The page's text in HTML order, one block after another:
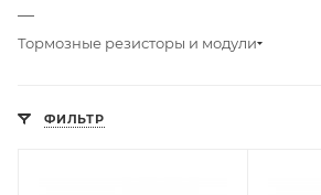
—
Тормозные резисторы и модули
ФИЛЬТР